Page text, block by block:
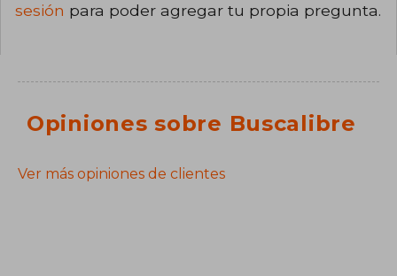
sesión para poder agregar tu propia pregunta.
Opiniones sobre Buscalibre
Ver más opiniones de clientes